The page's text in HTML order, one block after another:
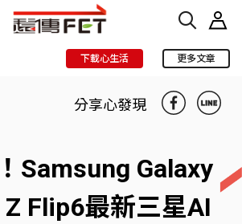
下載心生活 更多文章
分享心發現
Samsung Galaxy
Flip6最新三星AI